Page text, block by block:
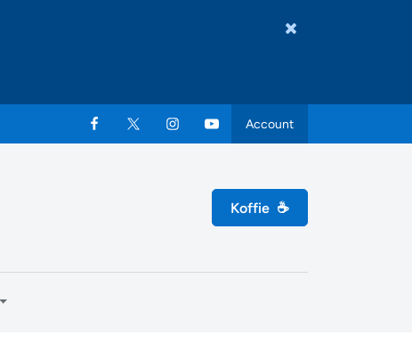
Account
Koffie ☕